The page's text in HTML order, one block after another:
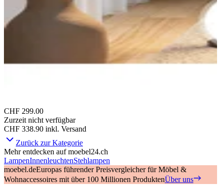
CHF 299.00
Zurzeit nicht verfügbar
CHF 338.90 inkl. Versand
Zurück zur Kategorie
Mehr entdecken auf moebel24.ch
LampenInnenleuchtenStehlampen
moebel.deEuropas führender Preisvergleicher für Möbel &
Wohnaccessoires mit über 100 Millionen ProduktenÜber uns